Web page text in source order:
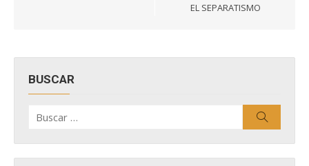
EL SEPARATISMO
BUSCAR
por: